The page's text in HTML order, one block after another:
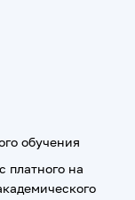
обучения
платного на